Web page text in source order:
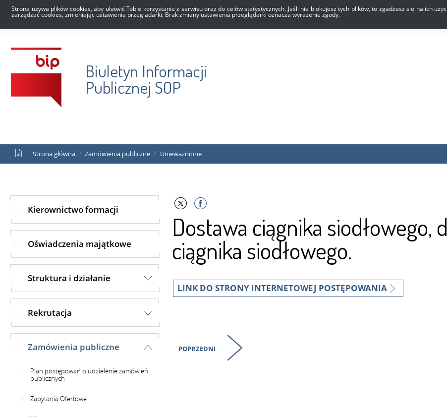
Strona używa plików cookies, aby ułatwić Tobie korzystanie z serwisu oraz do celów statystycznych. Jeśli nie blokujesz tych plików, to zgadzasz się na ich
zarządzać cookies, zmieniając ustawienia przeglądarki. Brak zmiany ustawienia przeglądarki oznacza wyrażenie zgody.
Biuletyn Informacji
Publicznej SOP
Strona główna Zamówienia publiczne Unieważnione
Kierownictwo formacji
Oświadczenia majątkowe
Struktura i działanie
Rekrutacja
Zamówienia publiczne
Plan postępowań o udzielenie zamówień
publicznych
Zapytania Ofertowe
Dostawa ciągnika siodłowego,
ciągnika siodłowego.
LINK DO STRONY INTERNETOWEJ POSTĘPOWANIA
POPRZEDNI